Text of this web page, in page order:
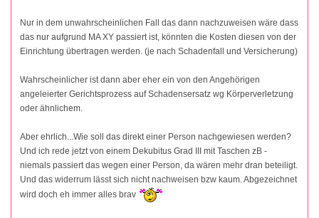
Nur in dem unwahrscheinlichen Fall das dann nachzuweisen wäre dass
das nur aufgrund MA XY passiert ist, könnten die Kosten diesen von der
Einrichtung übertragen werden. (je nach Schadenfall und Versicherung)
Wahrscheinlicher ist dann aber eher ein von den Angehörigen
angeleierter Gerichtsprozess auf Schadensersatz wg Körperverletzung
oder ähnlichem.
Aber ehrlich...Wie soll das direkt einer Person nachgewiesen werden?
Und ich rede jetzt von einem Dekubitus Grad III mit Taschen zB -
niemals passiert das wegen einer Person, da wären mehr dran beteiligt.
Und das widerrum lässt sich nicht nachweisen bzw kaum. Abgezeichnet
wird doch eh immer alles brav